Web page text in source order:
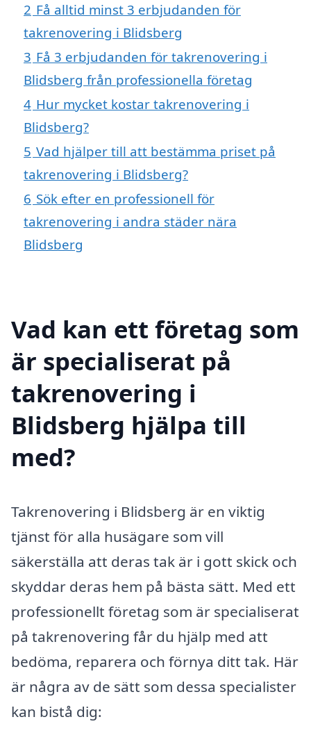
2 Få alltid minst 3 erbjudanden för
takrenovering i Blidsberg
3 Få 3 erbjudanden för takrenovering i
Blidsberg från professionella företag
4 Hur mycket kostar takrenovering i
Blidsberg?
5 Vad hjälper till att bestämma priset på
takrenovering i Blidsberg?
6 Sök efter en professionell för
takrenovering i andra städer nära
Blidsberg
Vad kan ett företag som
är specialiserat på
takrenovering i
Blidsberg hjälpa till
med?
Takrenovering i Blidsberg är en viktig
tjänst för alla husägare som vill
säkerställa att deras tak är i gott skick och
skyddar deras hem på bästa sätt. Med ett
professionellt företag som är specialiserat
på takrenovering får du hjälp med att
bedöma, reparera och förnya ditt tak. Här
är några av de sätt som dessa specialister
kan bistå dig: